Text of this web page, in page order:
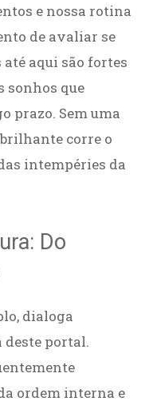
e nossa rotina
de avaliar se
aqui são fortes
sonhos que
prazo. Sem uma
corre o
intempéries da
Do
dialoga
deste portal.
ordem interna e